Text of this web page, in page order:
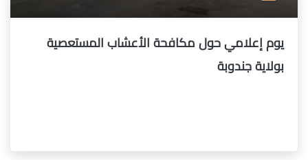
يوم إعلامي حول مكافحة الأعشاب المستعصية
بولاية جندوبة